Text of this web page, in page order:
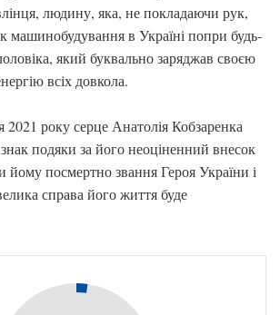
людину, яка, не покладаючи рук,
машинобудування в Україні попри будь-
який буквально заряджав своєю
всіх довкола.
2021 року серце Анатолія Кобзаренка
подяки за його неоціненний внесок
йому посмертно звання Героя України і
справа його життя буде